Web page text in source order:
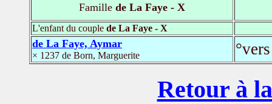
Famille de La Faye - X
L'enfant du couple de La Faye - X
de La Faye, Aymar
× 1237 de Born, Marguerite
Retour à